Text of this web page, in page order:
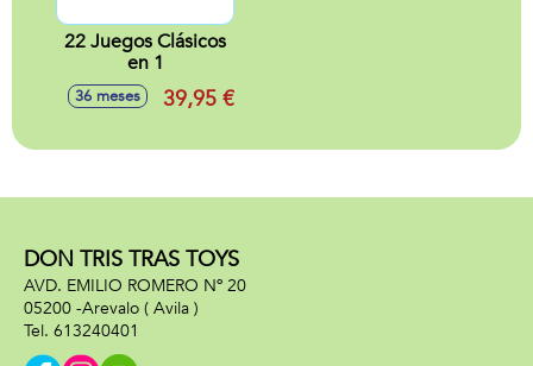
22 Juegos Clásicos
en 1
36 meses 39,95 €
DON TRIS TRAS TOYS
AVD. EMILIO ROMERO Nº 20
05200 -Arevalo ( Avila )
613240401